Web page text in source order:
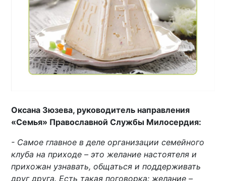
Оксана Зюзева, руководитель направления
«Семья» Православной Службы Милосердия:
- Самое главное в деле организации семейного
клуба на приходе – это желание настоятеля и
прихожан узнавать, общаться и поддерживать
друг друга. Есть такая поговорка: желание –